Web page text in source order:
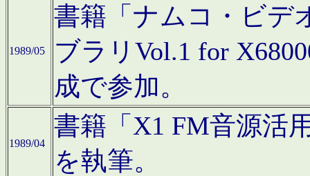
1989/05
書籍「ナムコ・ビデ
ブラリVol.1 for
成で参加。
1989/04
書籍「X1 FM音源活
を執筆。